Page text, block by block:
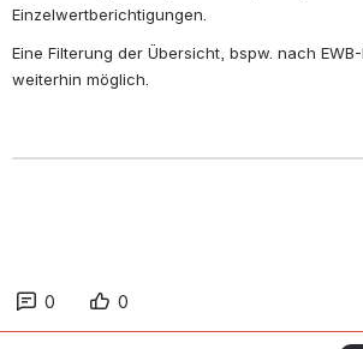
Einzelwertberichtigungen.
Eine Filterung der Übersicht, bspw. nach
weiterhin möglich.
0 0